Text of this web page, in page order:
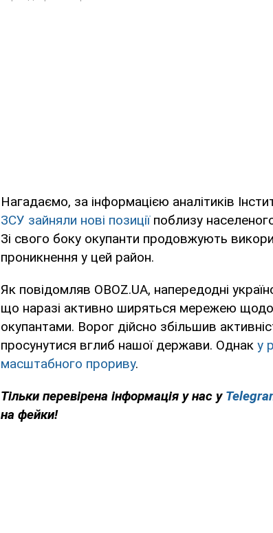
Нагадаємо, за інформацією аналітиків
ЗСУ зайняли нові позиції поблизу
Зі свого боку окупанти продовжують
проникнення у цей район.
Як повідомляв OBOZ.UA, напередодні
що наразі активно ширяться мережею щодо
окупантами. Ворог дійсно збільшив
просунутися вглиб нашої держави. Однак у
масштабного прориву.
Тількиперевірена інформація у нас у
на фейки!